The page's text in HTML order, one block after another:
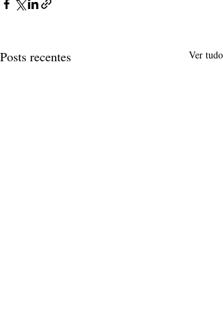
Posts recentes Ver tudo